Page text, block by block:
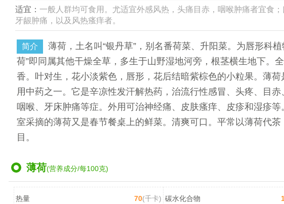
适宜： 一般人群均可食用。尤适宜外感风热，头痛目赤，咽喉肿痛者宜食；
牙龈肿痛，以及风热瘙痒者。
简介
薄荷，土名叫“银丹草”，别名番荷菜、升阳菜。为唇形科植
荷”即同属其他干燥全草，多生于山野湿地河旁，根茎横生地下。
香。叶对生，花小淡紫色，唇形，花后结暗紫棕色的小粒果。薄荷
用中药之一。它是辛凉性发汗解热药，治流行性感冒、头疼、目赤
咽喉、牙床肿痛等症。外用可治神经痛、皮肤瘙痒、皮疹和湿疹等
室采摘的薄荷又是春节餐桌上的鲜菜。清爽可口。平常以薄荷代茶
目。
薄荷(营养成分/每100克)
热量 70(千卡) 碳水化合物